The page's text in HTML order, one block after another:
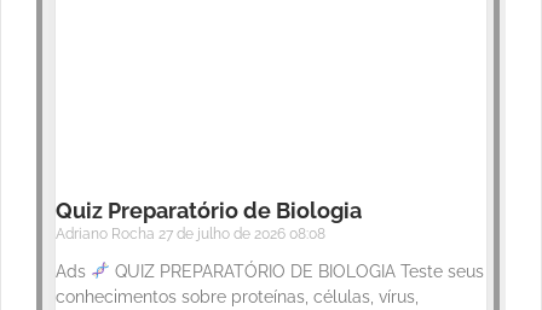
Quiz Preparatório de Biologia
Adriano Rocha 27 de julho de 2026 08:08
Ads
QUIZ PREPARATÓRIO DE BIOLOGIA Teste seus
conhecimentos sobre proteínas, células, vírus,